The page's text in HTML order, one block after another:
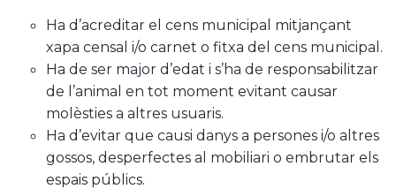
Ha d’acreditar el cens municipal mitjançant
xapa censal i/o carnet o fitxa del cens municipal.
Ha de ser major d’edat i s’ha de responsabilitzar
de l’animal en tot moment evitant causar
molèsties a altres usuaris.
Ha d’evitar que causi danys a persones i/o altres
gossos, desperfectes al mobiliari o embrutar els
espais públics.